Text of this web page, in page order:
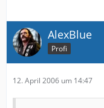
AlexBlue
Profi
12. April 2006 um 14:47